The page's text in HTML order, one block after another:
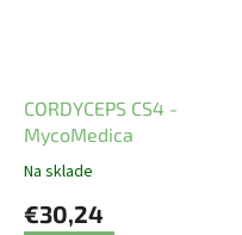
CORDYCEPS CS4 -
MycoMedica
Na sklade
€30,24